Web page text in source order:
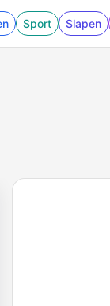
Sport Slapen